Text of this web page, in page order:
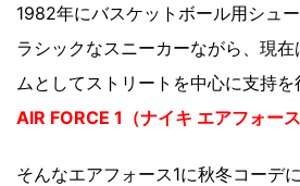
1982年にバスケットボール用シュ
ラシックなスニーカーながら、現
ムとしてストリートを中心に支持を
AIR FORCE 1（ナイキ エアフォース
そんなエアフォース1に秋冬コーデ